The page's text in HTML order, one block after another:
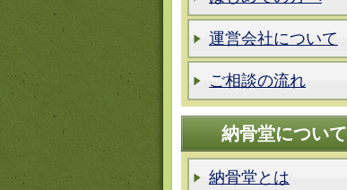
運営会社について
ご相談の流れ
納骨堂について
納骨堂とは